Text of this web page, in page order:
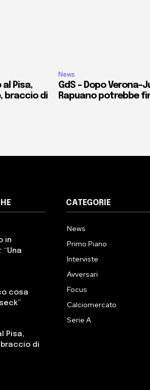
Pisa,
braccio di
News
GdS – Dopo Verona-
Rapuano potrebbe
in
cosa
Pisa,
braccio di
CATEGORIE
News
Primo Piano
Interviste
Avversari
Focus
Calciomercato
Serie A